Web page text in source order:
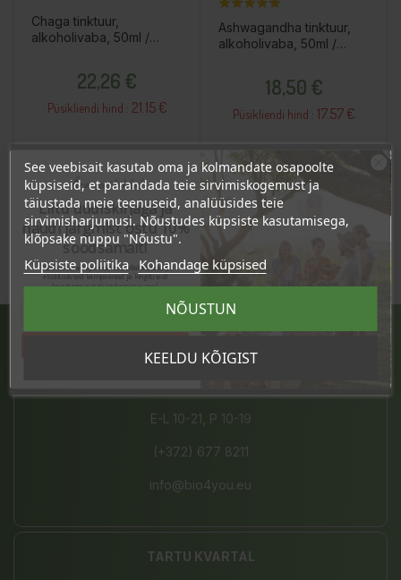
Chaga tinktuur,
alkoholivaba, 50ml /
22,26 €
Püsikliendi hind : 21.15 €
Lisa Ostukorvi
Ashwagandha tinktuur,
alkoholivaba, 50ml /
18,50 €
Püsikliendi hind : 17.57 €
Lisa Ostukorvi
JÄRVE KESKUS
E-L 10-21, P 10-19
(+372) 677 8211
info@bio4you.eu
TARTU KVARTAL
See veebisait kasutab oma ja kolmandate osapoolte
küpsiseid, et parandada teie sirvimiskogemust ja
täiustada meie teenuseid, analüüsides teie
sirvimisharjumusi. Nõustudes küpsiste kasutamisega,
klõpsake nuppu "Nõustu".
Küpsiste poliitika Kohandage küpsised
KEELDU KÕIGIST
NÕUSTUN
Ära veel lahku!
Liitu uudiskirjaga ja
naudi järgmist ostu 10%
soodsamalt!
Sind ootavad spetsiaalsed allahindlused,
eksklusiivsed kampaaniad ja kingitused!
Registreeru e-maili aadressiga ja saad